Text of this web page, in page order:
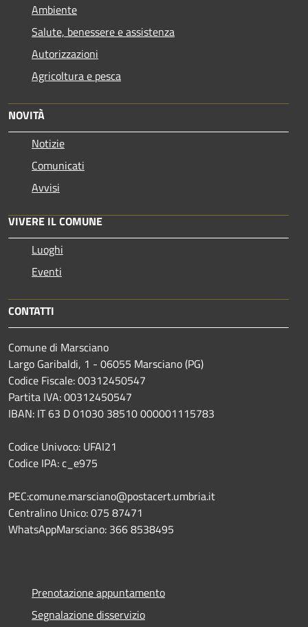
Ambiente
Salute, benessere e assistenza
Autorizzazioni
Agricoltura e pesca
NOVITÀ
Notizie
Comunicati
Avvisi
VIVERE IL COMUNE
Luoghi
Eventi
CONTATTI
Comune di Marsciano
Largo Garibaldi, 1 - 06055 Marsciano (PG)
Codice Fiscale: 00312450547
Partita IVA: 00312450547
IBAN: IT 63 D 01030 38510 000001115783
Codice Univoco: UFAI21
Codice IPA: c_e975
PEC:comune.marsciano@postacert.umbria.it
Centralino Unico: 075 87471
WhatsAppMarsciano: 366 8538495
Prenotazione appuntamento
Segnalazione disservizio